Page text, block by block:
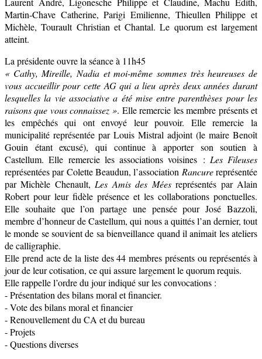
Martin-Chave Catherine, Parigi Emilienne, Thieullen Philippe et
Michèle, Tourault Christian et Chantal. Le quorum est largement
atteint.
La présidente ouvre la séance à 11h45
« Cathy, Mireille, Nadia et moi-même sommes très heureuses de
vous accueillir pour cette AG qui a lieu après deux années durant
lesquelles la vie associative a été mise entre parenthèses pour les
raisons que vous connaissez ». Elle remercie les membre présents et
les empêchés qui ont envoyé leur pouvoir. Elle remercie la
municipalité représentée par Louis Mistral adjoint (le maire Benoît
Gouin étant excusé), qui continue à apporter son soutien à
Castellum. Elle remercie les associations voisines : Les Fileuses
représentées par Colette Beaudun, l’association Rancurereprésentée
par Michèle Chenault, Les Amis des Méesreprésentés par Alain
Robert pour leur fidèle présence et les collaborations ponctuelles.
Elle souhaite que l’on partage une pensée pour José Bazzoli,
membre d’honneur de Castellum, qui nous a quittés l’an dernier, tout
le monde se souvient de sa bienveillance quand il animait les ateliers
de calligraphie.
Elle prend acte de la liste des 44 membres présents ou représentés à
jour de leur cotisation, ce qui assure largement le quorum requis.
Elle rappelle l’ordre du jour indiqué sur les convocations :
- Présentation des bilans moral et financier.
- Vote des bilans moral et financier
- Renouvellement du CA et du bureau
- Projets
- Questions diverses